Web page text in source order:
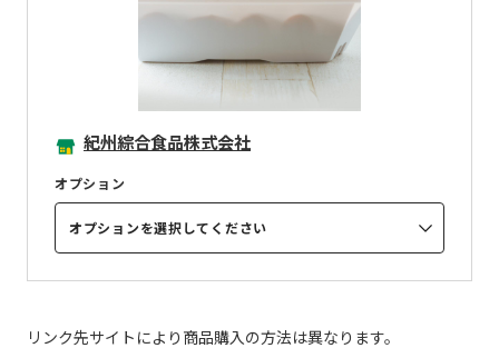
紀州綜合食品株式会社
オプション
オプションを選択してください
リンク先サイトにより商品購入の方法は異なります。